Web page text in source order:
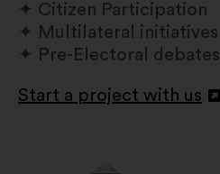
Citizen Participation
Multilateral initiatives
Pre-Electoral debates
Start a project with us
Відкрити